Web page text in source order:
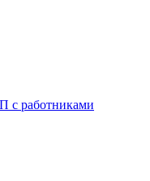
с работниками